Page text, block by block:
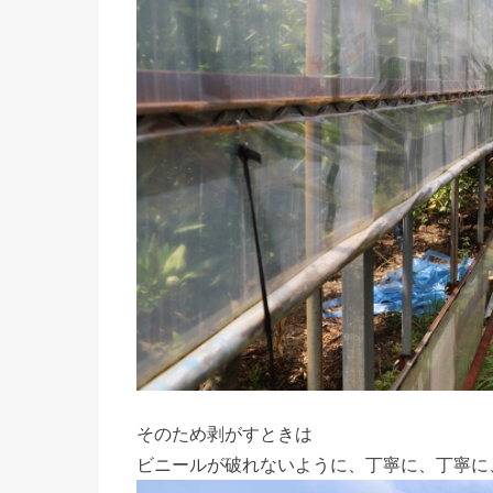
そのため剥がすときは
ビニールが破れないように、丁寧に、丁寧